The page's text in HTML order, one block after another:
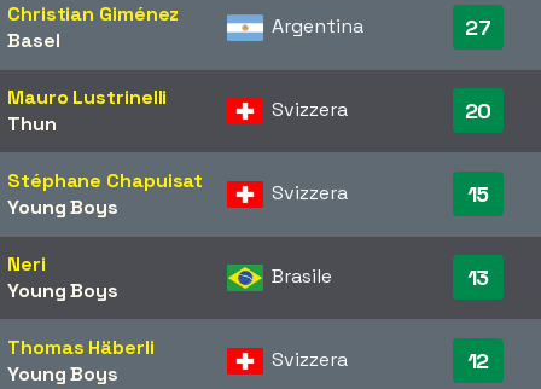
Christian Giménez
Basel
Argentina 27
Mauro Lustrinelli
Thun
Svizzera 20
Stéphane Chapuisat
Young Boys
Svizzera 15
Neri
Young Boys
Brasile 13
Thomas Häberli
Young Boys
Svizzera 12